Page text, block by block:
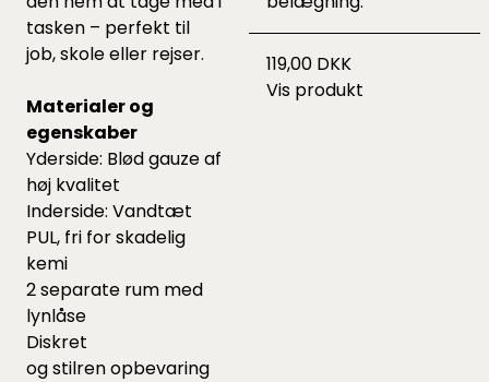
tasken – perfekt til
job, skole eller rejser.
Materialer og
egenskaber
Yderside: Blød gauze af
høj kvalitet
Inderside: Vandtæt
PUL, fri for skadelig
kemi
2 separate rum med
lynlåse
Diskret
og stilren opbevaring
119,00 DKK
Vis produkt